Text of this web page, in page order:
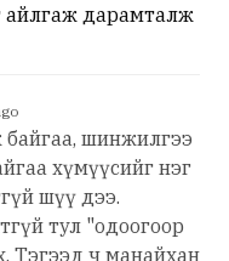
айлгаж дарамталж
шинжилгээ
хүмүүсийг нэг
шүү дээ.
тул "одоогоор
Тэгээд ч манайхан